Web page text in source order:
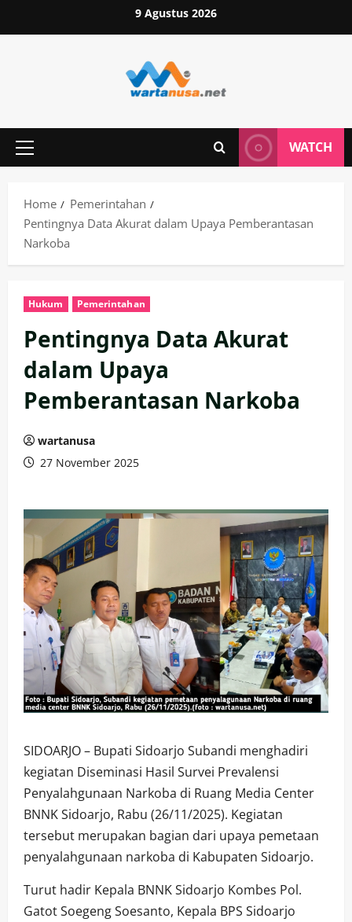
to
9 Agustus 2026
Primary
WATCH
Home
Pemerintahan
Pentingnya Data Akurat dalam Upaya Pemberantasan
Narkoba
Hukum Pemerintahan
Pentingnya Data Akurat
dalam Upaya
Pemberantasan Narkoba
wartanusa
27 November 2025
SIDOARJO – Bupati Sidoarjo Subandi menghadiri
kegiatan Diseminasi Hasil Survei Prevalensi
Penyalahgunaan Narkoba di Ruang Media Center
BNNK Sidoarjo, Rabu (26/11/2025). Kegiatan
tersebut merupakan bagian dari upaya pemetaan
penyalahgunaan narkoba di Kabupaten Sidoarjo.
Turut hadir Kepala BNNK Sidoarjo Kombes Pol.
Gatot Soegeng Soesanto, Kepala BPS Sidoarjo